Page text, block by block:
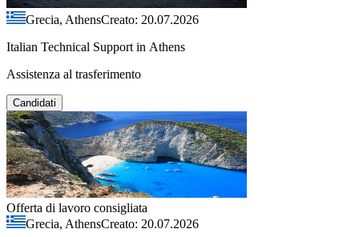
Grecia, AthensCreato: 20.07.2026
Italian Technical Support in Athens
Assistenza al trasferimento
Candidati
Offerta di lavoro consigliata
Grecia, AthensCreato: 20.07.2026